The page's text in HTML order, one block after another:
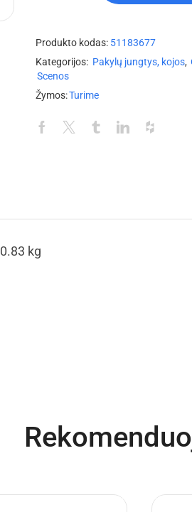
Produkto kodas: 51183677
Kategorijos: Pakylų jungtys, kojos,
Scenos
Žymos:Turime
0.83 kg